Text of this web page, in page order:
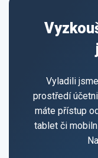
Vyladili
prostředí
máte přístup
tablet či